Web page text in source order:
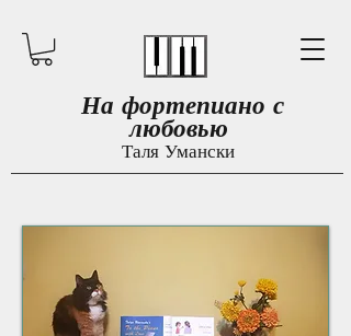
На фортепиано с
любовью
Таля Умански